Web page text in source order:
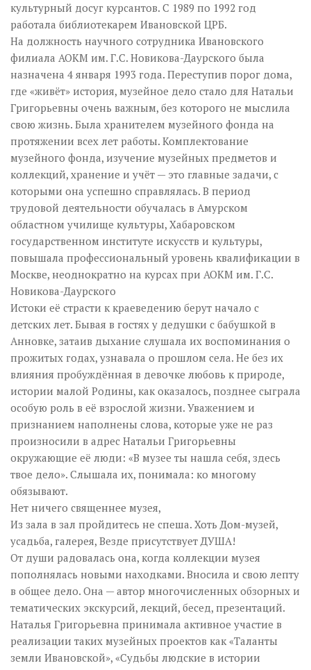
культурный досуг курсантов. С 1989 по 1992 год
работала библиотекарем Ивановской ЦРБ.
На должность научного сотрудника Ивановского
филиала АОКМ им. Г.С. Новикова-Даурского была
назначена 4 января 1993 года. Переступив порог дома,
где «живёт» история, музейное дело стало для Натальи
Григорьевны очень важным, без которого не мыслила
свою жизнь. Была хранителем музейного фонда на
протяжении всех лет работы. Комплектование
музейного фонда, изучение музейных предметов и
коллекций, хранение и учёт — это главные задачи, с
которыми она успешно справлялась. В период
трудовой деятельности обучалась в Амурском
областном училище культуры, Хабаровском
государственном институте искусств и культуры,
повышала профессиональный уровень квалификации в
Москве, неоднократно на курсах при АОКМ им. Г.С.
Новикова-Даурского
Истоки её страсти к краеведению берут начало с
детских лет. Бывая в гостях у дедушки с бабушкой в
Анновке, затаив дыхание слушала их воспоминания о
прожитых годах, узнавала о прошлом села. Не без их
влияния пробуждённая в девочке любовь к природе,
истории малой Родины, как оказалось, позднее сыграла
особую роль в её взрослой жизни. Уважением и
признанием наполнены слова, которые уже не раз
произносили в адрес Натальи Григорьевны
окружающие её люди: «В музее ты нашла себя, здесь
твое дело». Слышала их, понимала: ко многому
обязывают.
Нет ничего священнее музея,
Из зала в зал пройдитесь не спеша. Хоть Дом-музей,
усадьба, галерея, Везде присутствует ДУША!
От души радовалась она, когда коллекции музея
пополнялась новыми находками. Вносила и свою лепту
в общее дело. Она — автор многочисленных обзорных и
тематических экскурсий, лекций, бесед, презентаций.
Наталья Григорьевна принимала активное участие в
реализации таких музейных проектов как «Таланты
земли Ивановской», «Судьбы людские в истории